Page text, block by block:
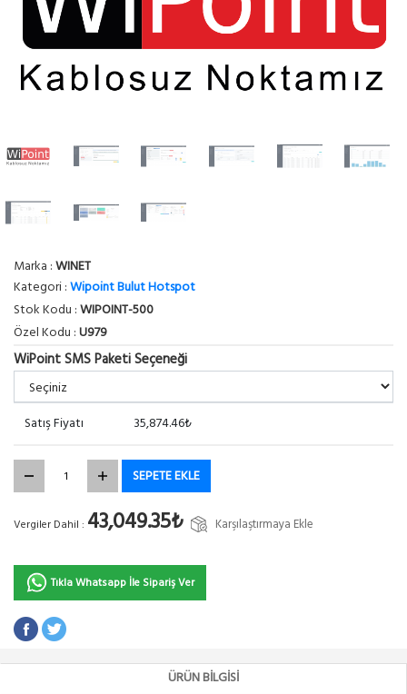
Marka :WINET
Kategori :Wipoint Bulut Hotspot
Stok Kodu :WIPOINT-500
Özel Kodu :U979
WiPoint SMS Paketi Seçeneği
Satış Fiyatı 35,874.46₺
SEPETE EKLE
Vergiler Dahil : 43,049.35₺ Karşılaştırmaya Ekle
Tıkla Whatsapp İle Sipariş Ver
ÜRÜN BILGISI